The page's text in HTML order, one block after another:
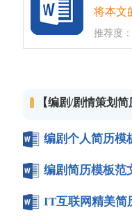
将本文
推荐度：
【编剧/剧情策划
编剧个人简历模
编剧简历模板范
IT互联网精美简